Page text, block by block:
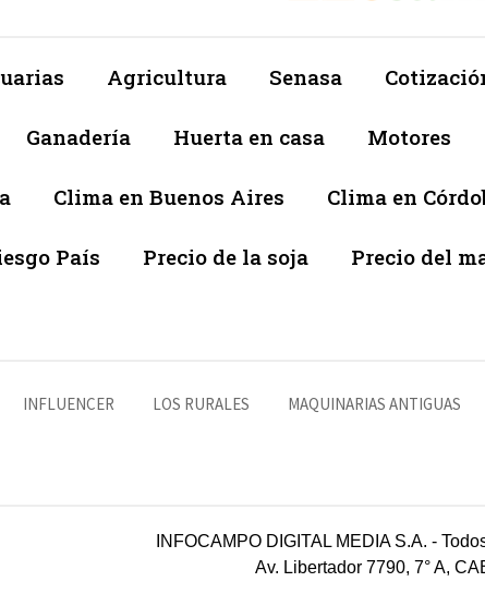
Agricultura Senasa
Ganadería Huerta en casa Motores
Clima en Buenos Aires Clima en
País Precio de la soja Precio del
INFLUENCER LOS RURALES MAQUINARIAS ANTIGUAS
INFOCAMPO DIGITAL MEDIA S.A. -
Av. Libertador 7790, 7° A,